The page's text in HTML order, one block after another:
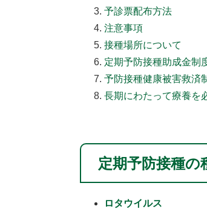
予診票配布方法
注意事項
接種場所について
定期予防接種助成金制
予防接種健康被害救済
長期にわたって療養を
定期予防接種の
ロタウイルス